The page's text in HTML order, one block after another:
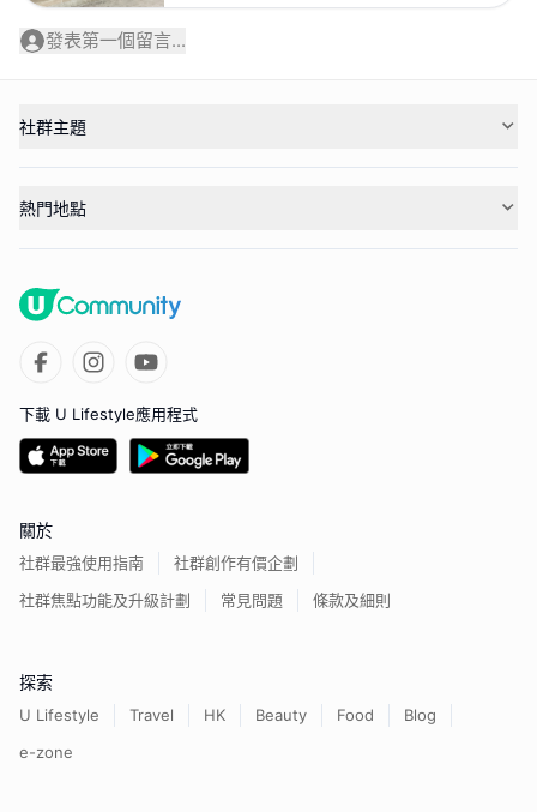
發表第一個留言...
社群主題
熱門地點
下載 U Lifestyle應用程式
關於
社群最強使用指南
社群創作有價企劃
社群焦點功能及升級計劃
常見問題 條款及細則
探索
U Lifestyle Travel HK Beauty Food
Blog
e-zone